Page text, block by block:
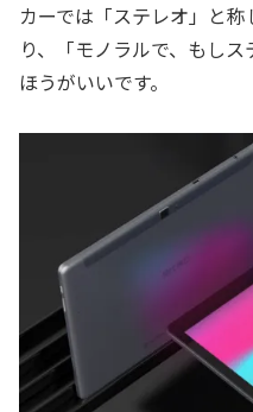
カーでは「ステレオ」と
り、「モノラルで、もし
ほうがいいです。